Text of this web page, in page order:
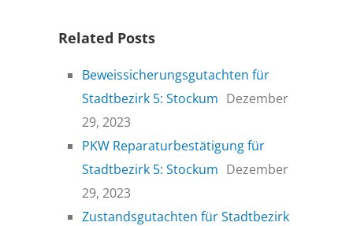
Related Posts
Beweissicherungsgutachten für
Stadtbezirk 5: Stockum Dezember
29, 2023
PKW Reparaturbestätigung für
Stadtbezirk 5: Stockum Dezember
29, 2023
Zustandsgutachten für Stadtbezirk